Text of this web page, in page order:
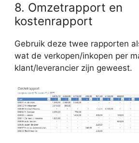
8. Omzetrapport en
kostenrapport
Gebruik deze twee rapporten
wat de verkopen/inkopen per
klant/leverancier zijn geweest.